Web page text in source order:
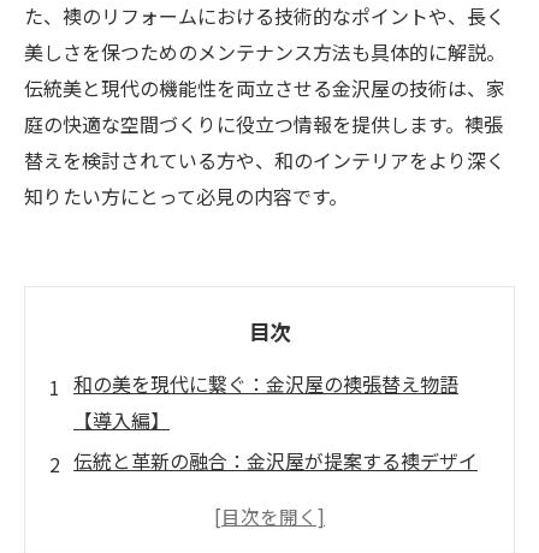
た、襖のリフォームにおける技術的なポイントや、長く
美しさを保つためのメンテナンス方法も具体的に解説。
伝統美と現代の機能性を両立させる金沢屋の技術は、家
庭の快適な空間づくりに役立つ情報を提供します。襖張
替えを検討されている方や、和のインテリアをより深く
知りたい方にとって必見の内容です。
目次
和の美を現代に繋ぐ：金沢屋の襖張替え物語
【導入編】
伝統と革新の融合：金沢屋が提案する襖デザイ
襖の魅力を蘇らせる技術とは？金沢屋の張替え